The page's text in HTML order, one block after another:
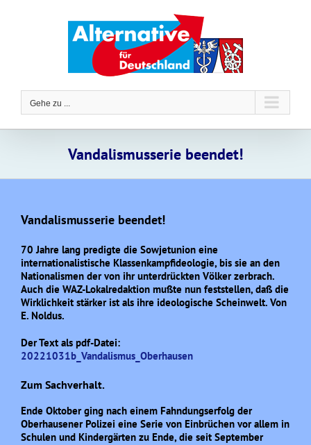
Gehe zu ...
Vandalismusserie beendet!
Vandalismusserie beendet!
70 Jahre lang predigte die Sowjetunion eine
internationalistische Klassenkampfideologie, bis sie an den
Nationalismen der von ihr unterdrückten Völker zerbrach.
Auch die WAZ-Lokalredaktion mußte nun feststellen, daß die
Wirklichkeit stärker ist als ihre ideologische Scheinwelt. Von
E. Noldus.
Der Text als pdf-Datei:
20221031b_Vandalismus_Oberhausen
Zum Sachverhalt.
Ende Oktober ging nach einem Fahndungserfolg der
Oberhausener Polizei eine Serie von Einbrüchen vor allem in
Schulen und Kindergärten zu Ende, die seit September